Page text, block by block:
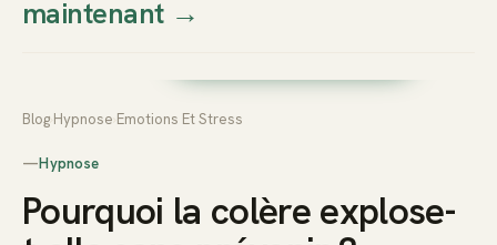
Thierry
Prendre rendez-vous dès
maintenant→
Blog Hypnose Emotions Et Stress
—Hypnose
Pourquoi la colère explose-